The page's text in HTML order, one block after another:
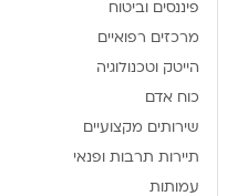
פיננסים וביטוח
מרכזים רפואיים
הייטק וטכנולוגיה
כוח אדם
שירותים מקצועיים
תיירות תרבות ופנאי
עמותות